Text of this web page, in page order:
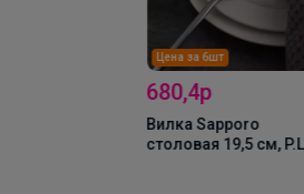
Цена за 6шт
680,4р
Вилка Sapporo
столовая 19,5 см, P.L. -